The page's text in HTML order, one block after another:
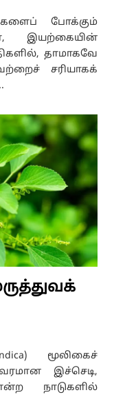
போக்கும்
இயற்கையின்
தாமாகவே
சரியாகக்
மூலிகைச்
இச்செடி,
நாடுகளில்